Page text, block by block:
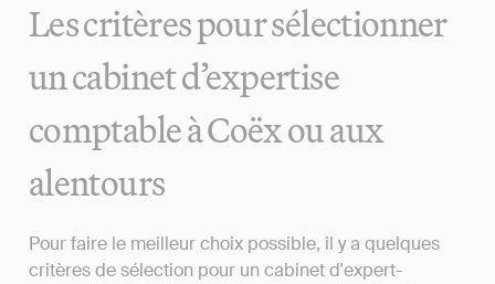
Les critères pour sélectionner
un cabinet d’expertise
comptable à Coëx ou aux
alentours
Pour faire le meilleur choix possible, il y a quelques
critères de sélection pour un cabinet d'expert-